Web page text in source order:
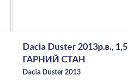
Dacia Duster 2013р.в.,
ГАРНИЙ СТАН
Dacia Duster 2013